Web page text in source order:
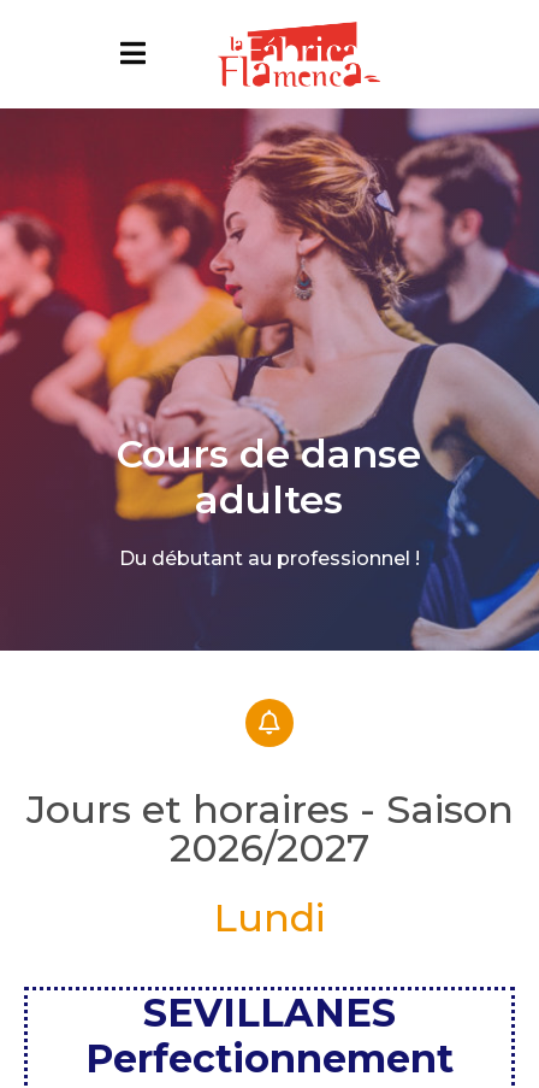
Cours de danse
adultes
Du débutant au professionnel !
Jours et horaires - Saison
2026/2027
Lundi
SEVILLANES
Perfectionnement